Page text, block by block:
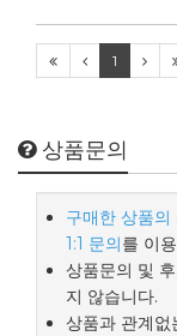
1
상품문의
구매한 상품
1:1 문의를 이
상품문의 및
지 않습니다.
상품과 관계없